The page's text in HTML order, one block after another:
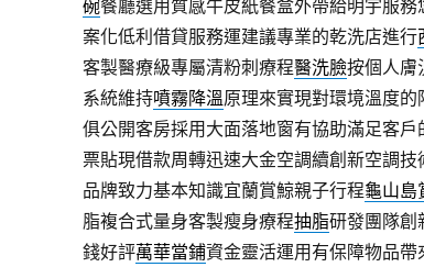
碗餐廳選用質感牛皮紙餐盒外帶給明宇服務
案化低利借貸服務運建議專業的乾洗店進行
客製醫療級專屬清粉刺療程醫洗臉按個人膚
系統維持噴霧降溫原理來實現對環境溫度
俱公開客房採用大面落地窗有協助滿足客戶
票貼現借款周轉迅速大金空調續創新空調技
品牌致力基本知識宜蘭賞鯨親子行程龜山島
脂複合式量身客製瘦身療程抽脂研發團隊創
錢好評萬華當鋪資金靈活運用有保障物品